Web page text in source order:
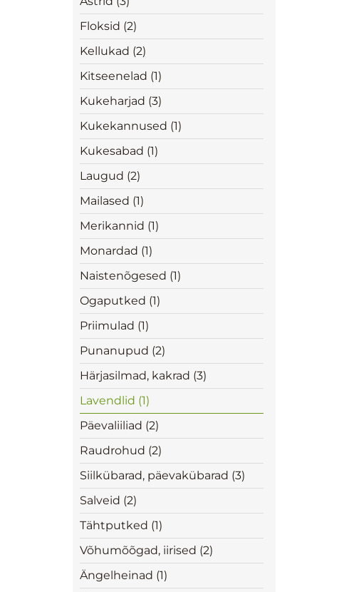
Floksid (2)
Kellukad (2)
Kitseenelad (1)
Kukeharjad (3)
Kukekannused (1)
Kukesabad (1)
Laugud (2)
Mailased (1)
Merikannid (1)
Monardad (1)
Naistenõgesed (1)
Ogaputked (1)
Priimulad (1)
Punanupud (2)
Härjasilmad, kakrad (3)
Lavendlid (1)
Päevaliiliad (2)
Raudrohud (2)
Siilkübarad, päevakübarad (3)
Salveid (2)
Tähtputked (1)
Võhumõõgad, iirised (2)
Ängelheinad (1)